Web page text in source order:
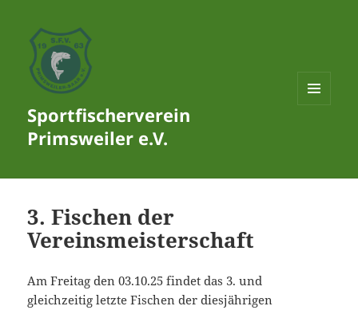
Sportfischerverein
Primsweiler e.V.
3. Fischen der
Vereinsmeisterschaft
Am Freitag den 03.10.25 findet das 3. und
gleichzeitig letzte Fischen der diesjährigen